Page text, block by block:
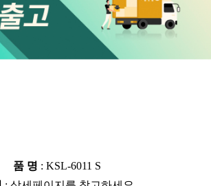
품 명 : KSL-6011 S